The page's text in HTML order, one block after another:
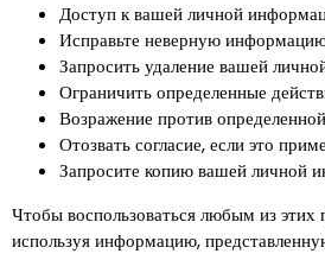
Доступ к вашей личной
Исправьте неверную
Запросить удаление вашей
Ограничить определенные
Возражение против
Отозвать согласие, если это
Запросите копию вашей личной
Чтобы воспользоваться любым из этих
используя информацию,